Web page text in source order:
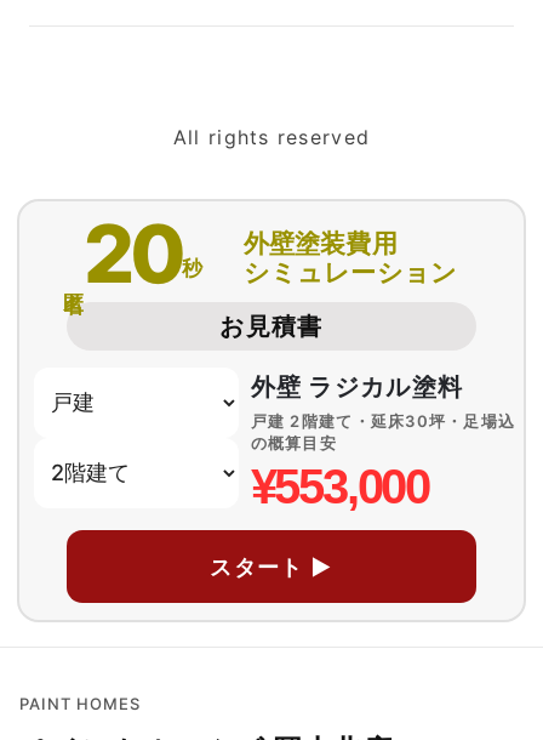
All rights reserved
20秒
外壁塗装費用
シミュレーション
お見積書
外壁 ラジカル塗料
戸建 2階建て・延床30坪・足場込
の概算目安
¥553,000
スタート ▶
PAINT HOMES